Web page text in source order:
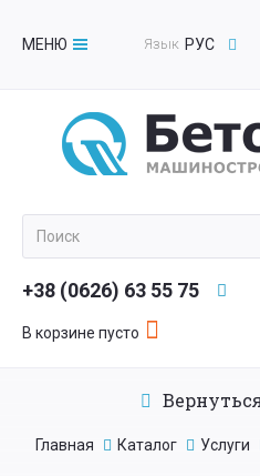
МЕНЮ
Toggle
Язык РУС
+38 (0626) 63 55 75
В корзине пусто
Главная Каталог Услуги